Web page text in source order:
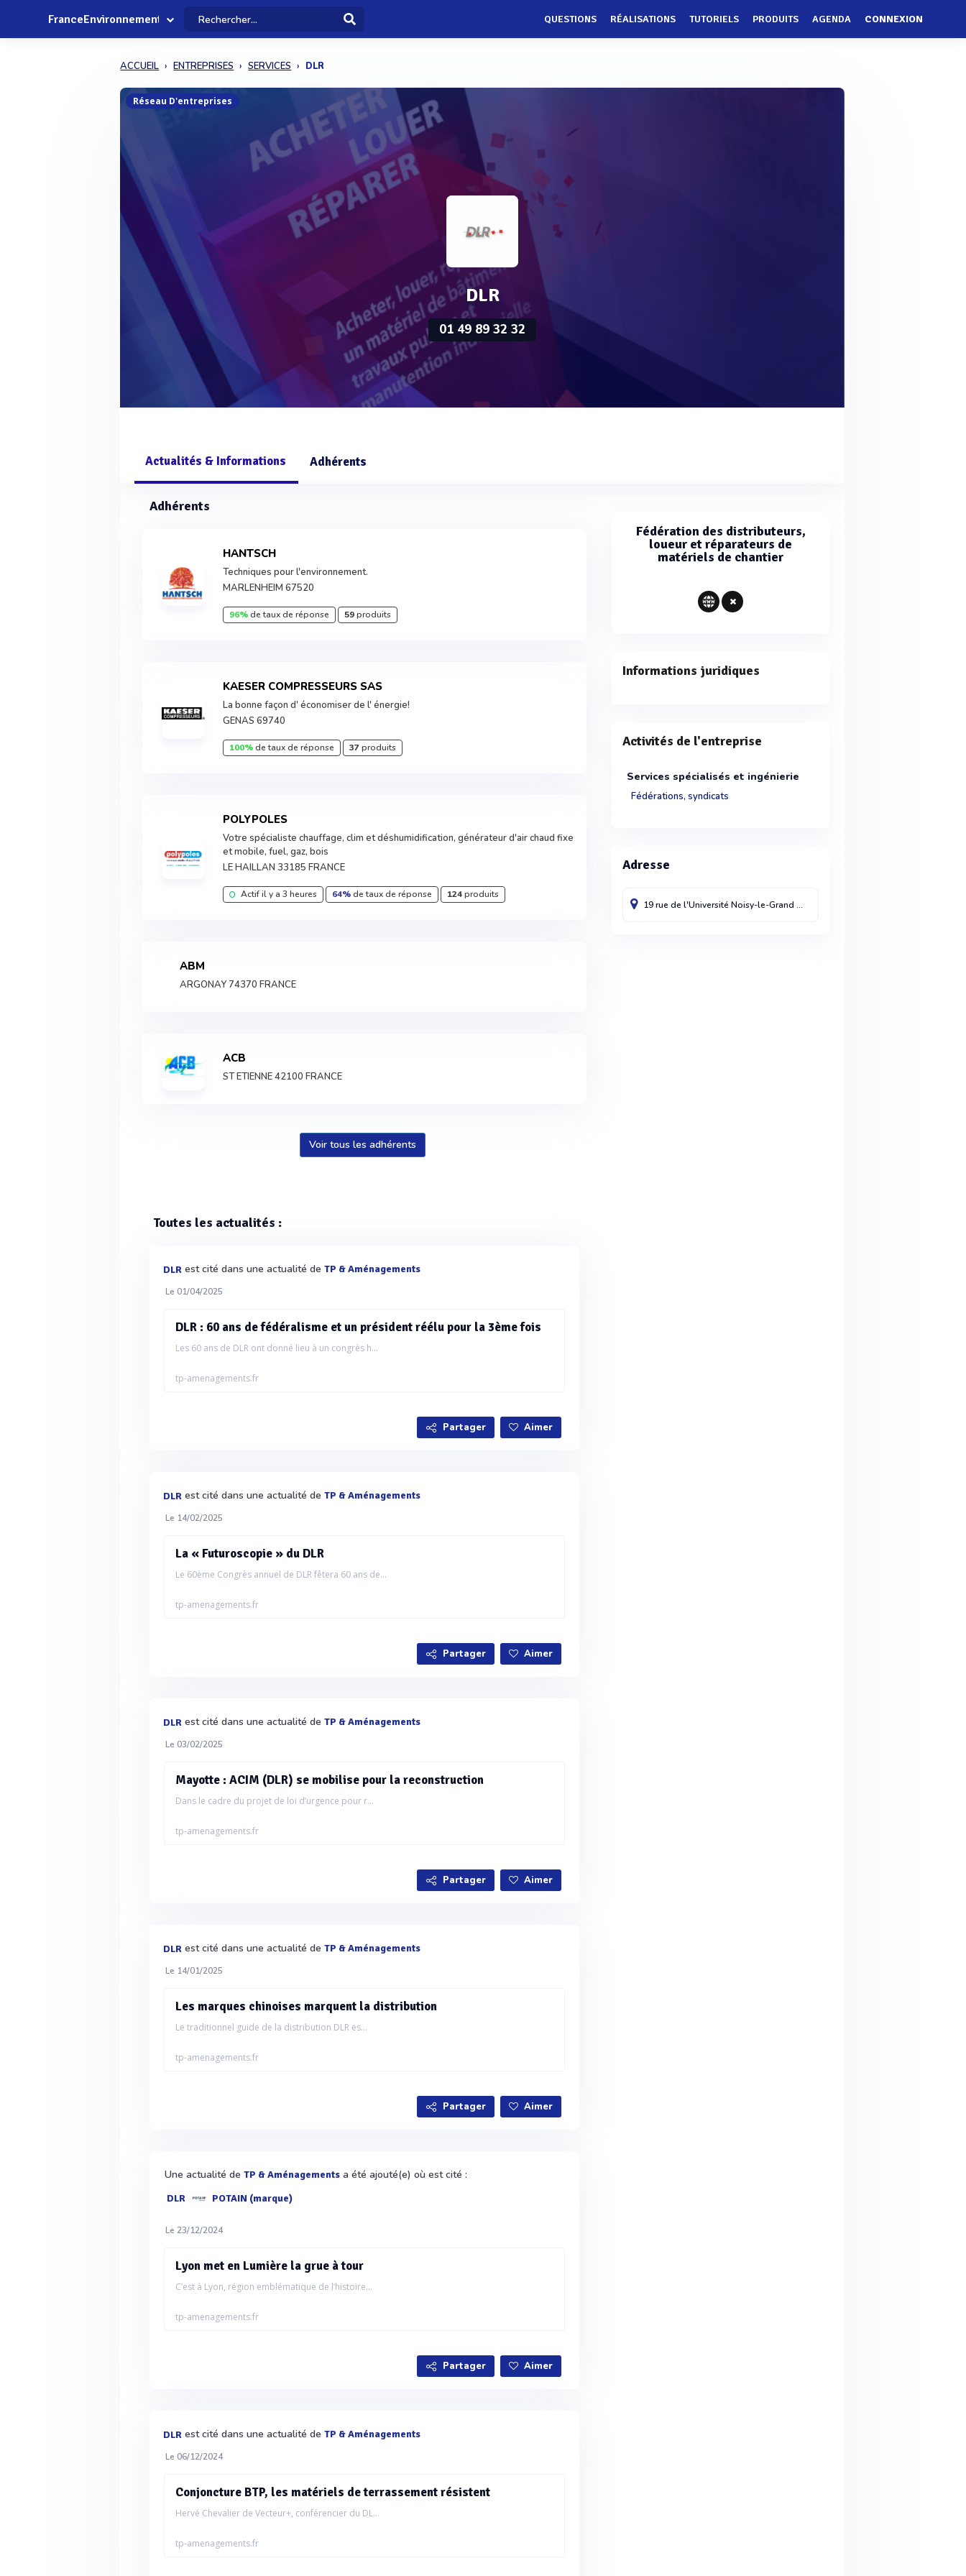
FranceEnvironnement QUESTIONS RÉALISATIONS TUTORIELS PRODUITS AGENDA CONNEXION
ACCUEIL ENTREPRISES SERVICES DLR
Réseau D'entreprises
DLR
01 49 89 32 32
Actualités & Informations Adhérents
Adhérents
HANTSCH
Techniques pour l'environnement.
MARLENHEIM 67520
96%de taux de réponse 59produits
KAESER COMPRESSEURS SAS
La bonne façon d' économiser de l' énergie!
GENAS 69740
100%de taux de réponse 37produits
POLYPOLES
Votre spécialiste chauffage, clim et déshumidification, générateur d'air chaud fixe
et mobile, fuel, gaz, bois
LE HAILLAN 33185 FRANCE
Actif il y a 3 heures 64%de taux de réponse 124produits
ABM
ARGONAY 74370 FRANCE
ACB
ST ETIENNE 42100 FRANCE
Voir tous les adhérents
Toutes les actualités :
DLR est cité dans une actualité deTP & Aménagements
Le 01/04/2025
DLR : 60 ans de fédéralisme et un président réélu pour la 3ème fois
Les 60 ans de DLR ont donné lieu à un congrès h...
tp-amenagements.fr
Partager Aimer
DLR est cité dans une actualité deTP & Aménagements
Le 14/02/2025
La « Futuroscopie » du DLR
Le 60ème Congrès annuel de DLR fêtera 60 ans de...
tp-amenagements.fr
Partager Aimer
DLR est cité dans une actualité deTP & Aménagements
Le 03/02/2025
Mayotte : ACIM (DLR) se mobilise pour la reconstruction
Dans le cadre du projet de loi d’urgence pour r...
tp-amenagements.fr
Partager Aimer
DLR est cité dans une actualité deTP & Aménagements
Le 14/01/2025
Les marques chinoises marquent la distribution
Le traditionnel guide de la distribution DLR es...
tp-amenagements.fr
Partager Aimer
Une actualité deTP & Aménagements a été ajouté(e) où est cité :
DLR POTAIN (marque)
Le 23/12/2024
Lyon met en Lumière la grue à tour
C’est à Lyon, région emblématique de l’histoire...
tp-amenagements.fr
Partager Aimer
DLR est cité dans une actualité deTP & Aménagements
Le 06/12/2024
Conjoncture BTP, les matériels de terrassement résistent
Hervé Chevalier de Vecteur+, conférencier du DL...
tp-amenagements.fr
Fédération des distributeurs,
loueur et réparateurs de
matériels de chantier
Informations juridiques
Activités de l'entreprise
Services spécialisés et ingénierie
Fédérations, syndicats
Adresse
19 rue de l'Université Noisy-le-Grand 93160